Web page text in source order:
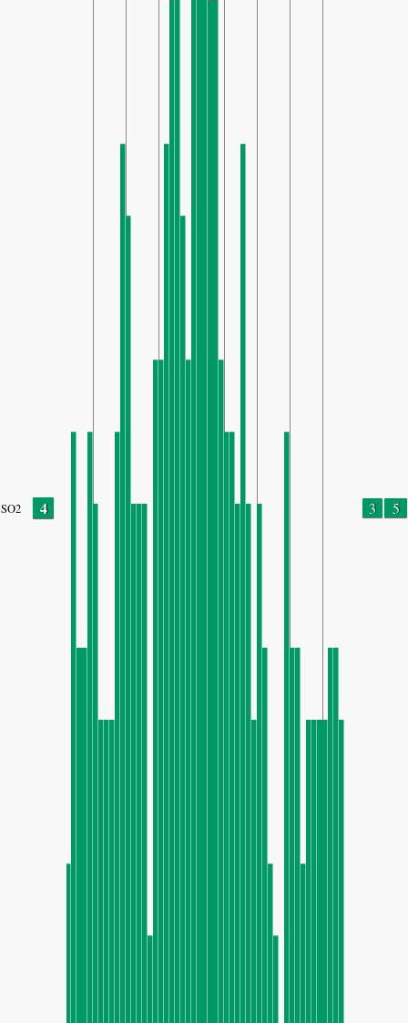
SO2 4 3 5